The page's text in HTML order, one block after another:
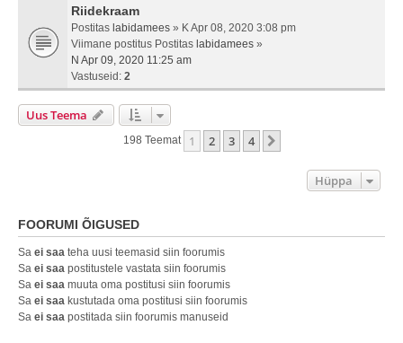
Riidekraam
Postitas labidamees » K Apr 08, 2020 3:08 pm
Viimane postitus Postitas labidamees »
N Apr 09, 2020 11:25 am
Vastuseid: 2
Uus Teema
198 Teemat 1 2 3 4
Hüppa
FOORUMI ÕIGUSED
Sa ei saa teha uusi teemasid siin foorumis
Sa ei saa postitustele vastata siin foorumis
Sa ei saa muuta oma postitusi siin foorumis
Sa ei saa kustutada oma postitusi siin foorumis
Sa ei saa postitada siin foorumis manuseid